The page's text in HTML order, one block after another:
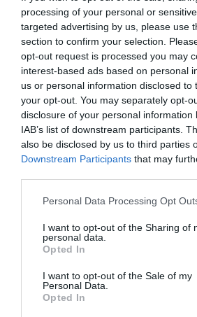
processing of your personal or
targeted advertising by us, please use
section to confirm your selection.
opt-out request is processed you may
interest-based ads based on personal
us or personal information disclosed to
your opt-out. You may separately opt-
disclosure of your personal information
IAB’s list of downstream participants.
also be disclosed by us to third parties
Downstream Participants that may
Please note that this website/app uses
not limited to your visit or usage
grant or deny consent to Google and
use your data for below specified
consent section.
Personal Data Processing Opt
I want to opt-out of the Sharing of
personal data.
Opted In
I want to opt-out of the Sale of my
Personal Data.
Opted In
ΤΕΧΝΟΛΟΓΙΕΣ
Για πρώτη φορά
επίδειξη
διέλευσης
διασυνοριακό
Τουρκίας
09.05.2022